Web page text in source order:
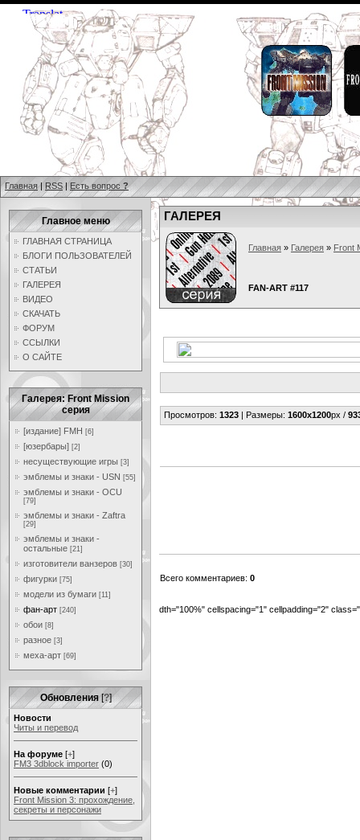
Главная | RSS | Есть вопрос ?
Главное меню
ГЛАВНАЯ СТРАНИЦА
БЛОГИ ПОЛЬЗОВАТЕЛЕЙ
СТАТЬИ
ГАЛЕРЕЯ
ВИДЕО
СКАЧАТЬ
ФОРУМ
ССЫЛКИ
О САЙТЕ
Галерея: Front Mission
серия
[издание] FMH [6]
[юзербары] [2]
несуществующие игры [3]
эмблемы и знаки - USN [55]
эмблемы и знаки - OCU
[79]
эмблемы и знаки - Zaftra
[29]
эмблемы и знаки -
остальные [21]
изготовители ванзеров [30]
фигурки [75]
модели из бумаги [11]
фан-арт [240]
обои [8]
разное [3]
меха-арт [69]
Обновления [?]
Новости
Читы и перевод
На форуме [+]
FM3 3dblock importer (0)
Новые комментарии [+]
Front Mission 3: прохождение,
секреты и персонажи
ГАЛЕРЕЯ
Главная » Галерея » Front
FAN-ART #117
Просмотров: 1323 | Размеры: 1600x1200px /
Всего комментариев: 0
dth="100%" cellspacing="1" cellpadding="2"